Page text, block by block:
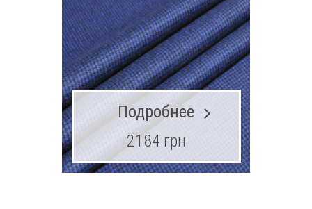
Подробнее
2184 грн